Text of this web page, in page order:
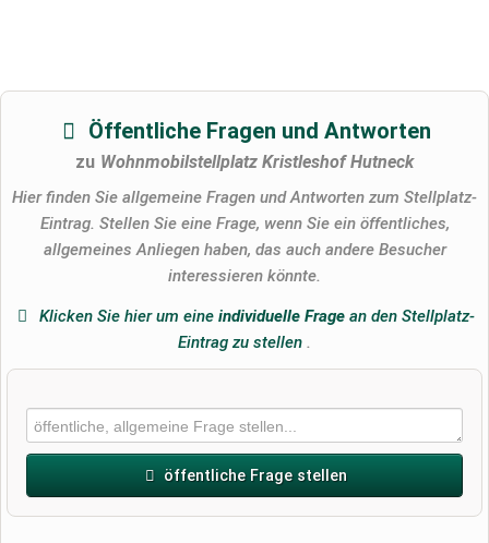
Öffentliche Fragen und Antworten
zu Wohnmobilstellplatz Kristleshof Hutneck
Hier finden Sie allgemeine Fragen und Antworten zum Stellplatz-
Eintrag. Stellen Sie eine Frage, wenn Sie ein öffentliches,
allgemeines Anliegen haben, das auch andere Besucher
interessieren könnte.
Klicken Sie hier um eineindividuelle Frage an den Stellplatz-
Eintrag zu stellen .
öffentliche Frage stellen